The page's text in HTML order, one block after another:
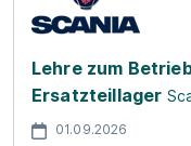
Lehre zum
Ersatzteillager
01.09.2026